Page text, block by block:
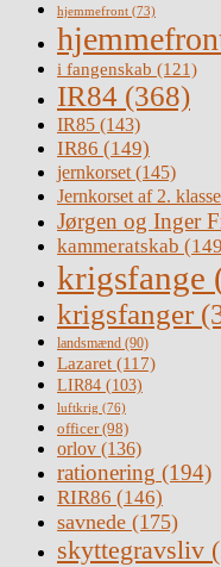
hjemmefront (73)
i fangenskab (121)
IR84 (368)
IR85 (143)
IR86 (149)
jernkorset(145)
Jernkorset af 2. klasse
Jørgen og Inger
kammeratskab
krigsfange
krigsfanger
landsmænd (90)
Lazaret (117)
LIR84 (103)
luftkrig (76)
officer(98)
orlov (136)
rationering (194)
RIR86 (146)
savnede (175)
skyttegravsliv